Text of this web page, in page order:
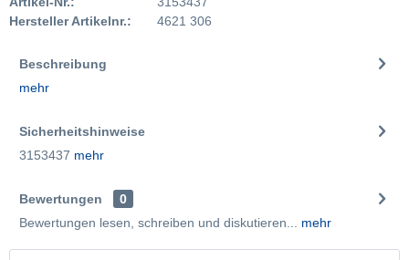
Hersteller Artikelnr.:
4621 306
Beschreibung
mehr
Sicherheitshinweise
3153437 mehr
Bewertungen
0
Bewertungen lesen, schreiben und diskutieren...
mehr